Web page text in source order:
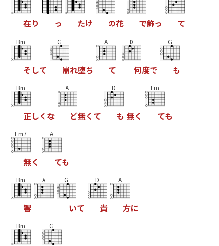
在り っ たけ の花 で飾っ て
Bm
そ して
G
崩れ堕ち
A
て
D
何度で
G
も
Bm
正しく な
A
ど無く て
D
も 無く
Em
ても
Em7
無く
A
ても
Bm
響
A G
いて
D
貴
A
方に
Bm G